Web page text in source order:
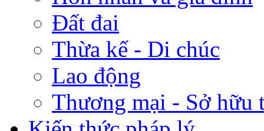
Đất đai
Thừa kế - Di chúc
Lao động
Thương mại - Sở hữu